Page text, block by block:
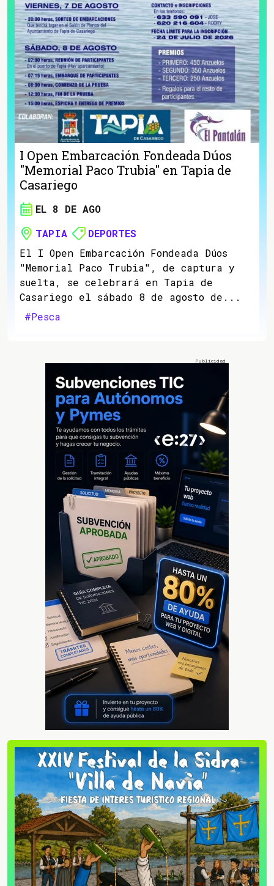
I Open Embarcación Fondeada Dúos
"Memorial Paco Trubia" en Tapia de
Casariego
EL 8 DE AGO
TAPIA
DEPORTES
El I Open Embarcación Fondeada Dúos
"Memorial Paco Trubia", de captura y
suelta, se celebrará en Tapia de
Casariego el sábado 8 de agosto de...
#Pesca